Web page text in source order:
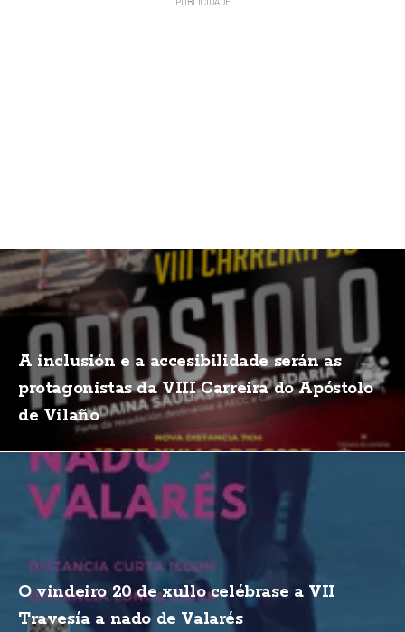
A inclusión e a accesibilidade serán as
protagonistas da VIII Carreira do Apóstolo
de Vilaño
O vindeiro 20 de xullo celébrase a VII
Travesía a nado de Valarés